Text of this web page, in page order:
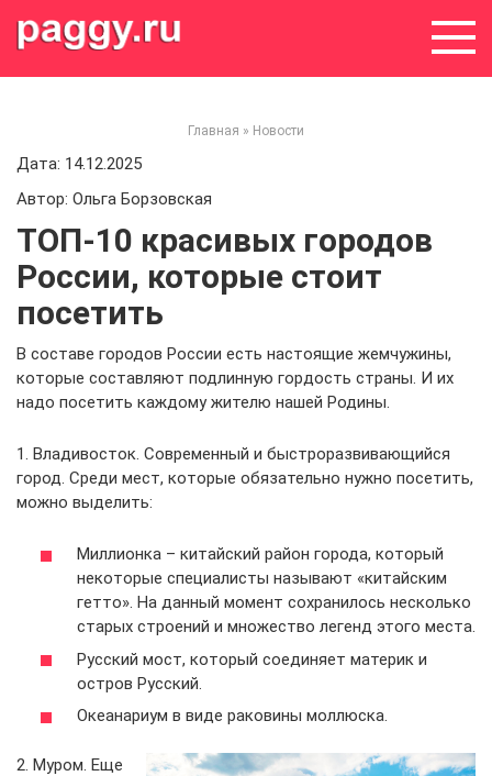
Главная » Новости
Дата: 14.12.2025
Автор: Ольга Борзовская
ТОП-10 красивых городов
России, которые стоит
посетить
В составе городов России есть настоящие жемчужины,
которые составляют подлинную гордость страны. И их
надо посетить каждому жителю нашей Родины.
1. Владивосток. Современный и быстроразвивающийся
город. Среди мест, которые обязательно нужно посетить,
можно выделить:
Миллионка – китайский район города, который
некоторые специалисты называют «китайским
гетто». На данный момент сохранилось несколько
старых строений и множество легенд этого места.
Русский мост, который соединяет материк и
остров Русский.
Океанариум в виде раковины моллюска.
2. Муром. Еще